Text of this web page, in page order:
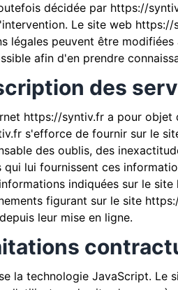
décidée par https://
Le site web https://
légales peuvent être
afin d'en prendre
des
https://syntiv.fr a pour objet
s'efforce de fournir sur le
des oublis, des
qui lui fournissent ces
indiquées sur le site
figurant sur le site
leur mise en ligne.
la technologie JavaScript. Le